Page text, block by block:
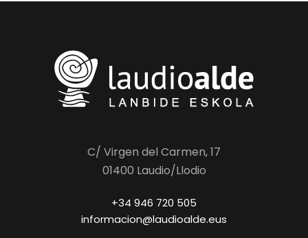
C/ Virgen del Carmen, 17
01400 Laudio/Llodio
+34 946 720 505
informacion@laudioalde.eus